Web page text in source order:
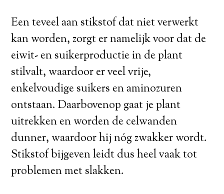
Een teveel aan stikstof dat niet verwerkt
kan worden, zorgt er namelijk voor dat de
eiwit- en suikerproductie in de plant
stilvalt, waardoor er veel vrije,
enkelvoudige suikers en aminozuren
ontstaan. Daarbovenop gaat je plant
uitrekken en worden de celwanden
dunner, waardoor hij nóg zwakker wordt.
Stikstof bijgeven leidt dus heel vaak tot
problemen met slakken.